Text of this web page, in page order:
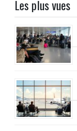
Les plus vues